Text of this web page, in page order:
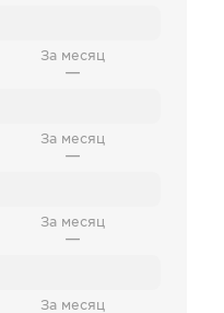
За месяц
—
За месяц
—
За месяц
—
За месяц